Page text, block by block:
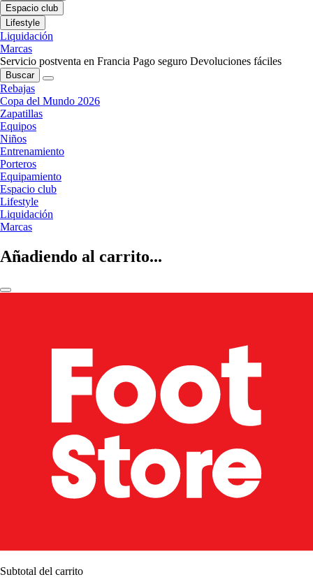
Espacio club
Lifestyle
Liquidación
Marcas
Servicio postventa en Francia Pago seguro Devoluciones fáciles
Buscar
Rebajas
Copa del Mundo 2026
Zapatillas
Equipos
Niños
Entrenamiento
Porteros
Equipamiento
Espacio club
Lifestyle
Liquidación
Marcas
Añadiendo al carrito...
Subtotal del carrito